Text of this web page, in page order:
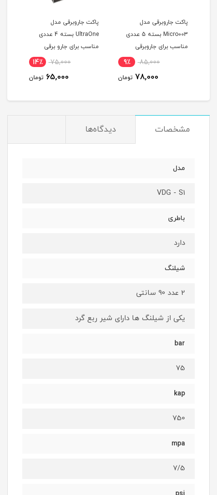
پاکت جاروبرقی مدل
Micro003 بسته 5 عددی
مناسب برای جاروبرقی
85,000 9٪
78,000 تومان
پاکت جاروبرقی مدل
UltraOne بسته 4 عددی
مناسب برای جارو برقی
فیلیپس و الکترو لوکس
75,000 14٪
65,000 تومان
مشخصات دیدگاه‌ها
مدل
VDG - S1
باطری
دارد
شیلنگ
2 عدد 90 سانتی
یکی از شیلنگ ها دارای شیر ربع گرد
bar
75
kap
750
mpa
7/5